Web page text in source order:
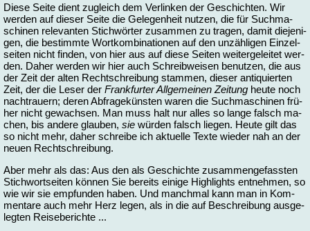
Die­se Sei­te dient zu­gleich dem Ver­lin­ken der Ge­schich­ten. Wir
wer­den auf die­ser Sei­te die Ge­le­gen­heit nut­zen, die für Such­ma­
schi­nen re­le­van­ten Stich­wör­ter zu­sam­men zu tra­gen, da­mit die­je­ni­
gen, die be­stimm­te Wort­kom­bi­na­tio­nen auf den un­zäh­li­gen Ein­zel­
sei­ten nicht fin­den, von hier aus auf die­se Sei­ten wei­ter­ge­lei­tet wer­
den. Da­her wer­den wir hier auch Schreib­wei­sen be­nut­zen, die aus
der Zeit der al­ten Recht­schrei­bung stam­men, die­ser an­ti­quier­ten
Zeit, der die Le­ser der Frank­fur­ter All­ge­mei­nen Zei­tung heu­te noch
nach­trau­ern; de­ren Ab­fra­ge­küns­ten wa­ren die Such­ma­schi­nen frü­
her nicht ge­wach­sen. Man muss halt nur al­les so lan­ge falsch ma­
chen, bis an­de­re glau­ben, sie wür­den falsch lie­gen. Heu­te gilt das
so nicht mehr, da­her schrei­be ich ak­tu­el­le Tex­te wie­der nah an der
neu­en Recht­schrei­bung.
Aber mehr als das: Aus den als Ge­schich­te zu­sam­men­ge­fass­ten
Stich­wort­sei­ten kön­nen Sie be­reits ei­ni­ge High­lights ent­neh­men, so
wie wir sie emp­fun­den ha­ben. Und manch­mal kann man in Kom­
men­ta­re auch mehr Herz le­gen, als in die auf Be­schrei­bung aus­ge­
leg­ten Rei­se­be­rich­te ...